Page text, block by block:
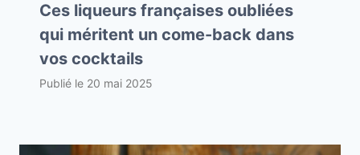
Ces liqueurs françaises oubliées
qui méritent un come-back dans
vos cocktails
Publié le 20 mai 2025